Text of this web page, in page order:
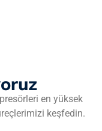
en yüksek
keşfedin.